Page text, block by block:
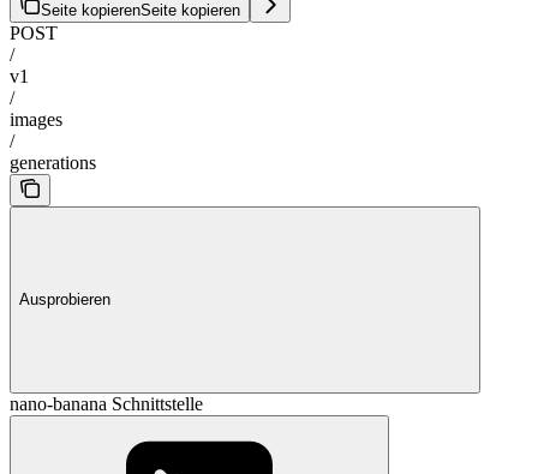
Seite kopierenSeite kopieren
POST
/
v1
/
images
/
generations
Ausprobieren
nano-banana Schnittstelle